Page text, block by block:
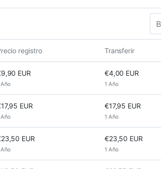
registro Transferir
EUR €4,00 EUR
1 Año
EUR €17,95 EUR
1 Año
EUR €23,50 EUR
1 Año